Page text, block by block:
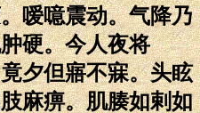
嗳噫震动。气降乃
硬。今人夜将
夕但寤不寐。头眩
麻痹。肌腠如剌如